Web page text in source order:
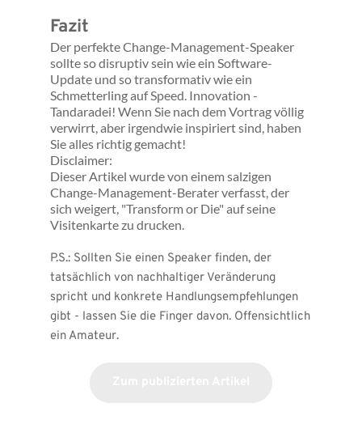
Fazit
Der perfekte Change-Management-Speaker
sollte so disruptiv sein wie ein Software-
Update und so transformativ wie ein
Schmetterling auf Speed. Innovation -
Tandaradei! Wenn Sie nach dem Vortrag völlig
verwirrt, aber irgendwie inspiriert sind, haben
Sie alles richtig gemacht!
Disclaimer:
Dieser Artikel wurde von einem salzigen
Change-Management-Berater verfasst, der
sich weigert, "Transform or Die" auf seine
Visitenkarte zu drucken.
P.S.: Sollten Sie einen Speaker finden, der
tatsächlich von nachhaltiger Veränderung
spricht und konkrete Handlungsempfehlungen
gibt - lassen Sie die Finger davon. Offensichtlich
ein Amateur.